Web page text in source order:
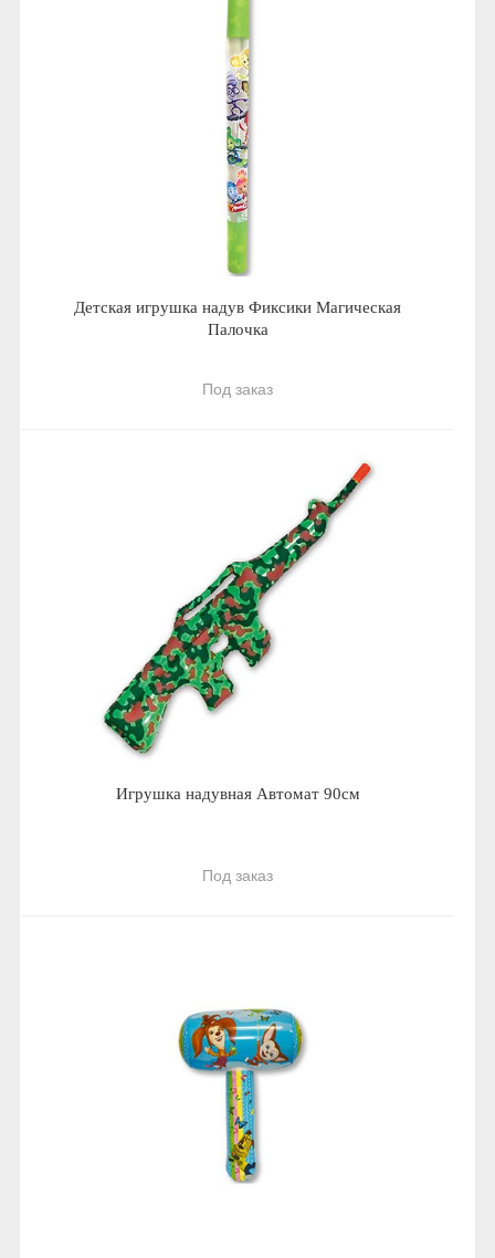
Детская игрушка надув Фиксики Магическая
Палочка
Под заказ
Игрушка надувная Автомат 90см
Под заказ